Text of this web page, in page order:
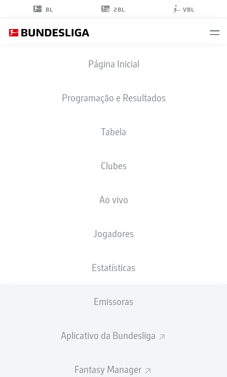
BL 2BL VBL
Página Inicial
Programação e Resultados
Tabela
Clubes
Ao vivo
Jogadores
Estatísticas
Emissoras
Aplicativo da Bundesliga
Fantasy Manager
BESUSCHKOW